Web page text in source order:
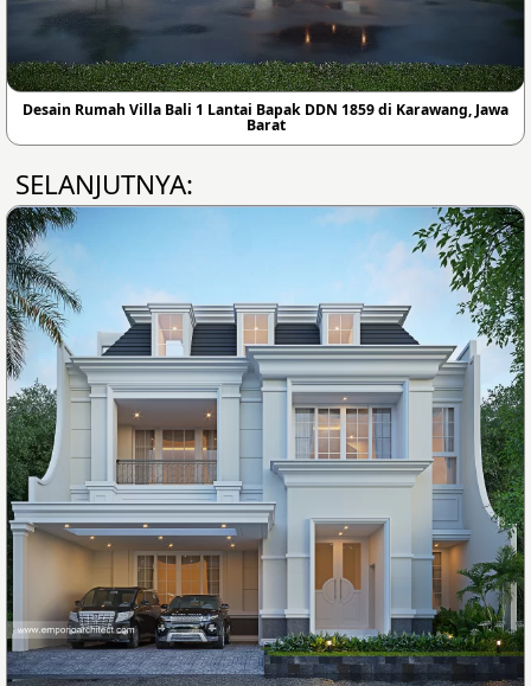
Desain Rumah Villa Bali 1 Lantai Bapak DDN 1859 di Karawang, Jawa
Barat
SELANJUTNYA: